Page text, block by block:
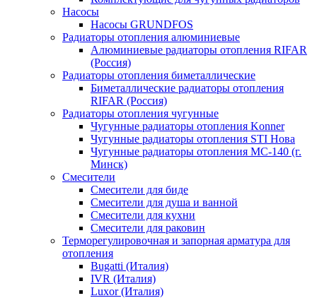
Насосы
Насосы GRUNDFOS
Радиаторы отопления алюминиевые
Алюминиевые радиаторы отопления RIFAR
(Россия)
Радиаторы отопления биметаллические
Биметаллические радиаторы отопления
RIFAR (Россия)
Радиаторы отопления чугунные
Чугунные радиаторы отопления Konner
Чугунные радиаторы отопления STI Нова
Чугунные радиаторы отопления МС-140 (г.
Минск)
Смесители
Смесители для биде
Смесители для душа и ванной
Смесители для кухни
Смесители для раковин
Терморегулировочная и запорная арматура для
отопления
Bugatti (Италия)
IVR (Италия)
Luxor (Италия)